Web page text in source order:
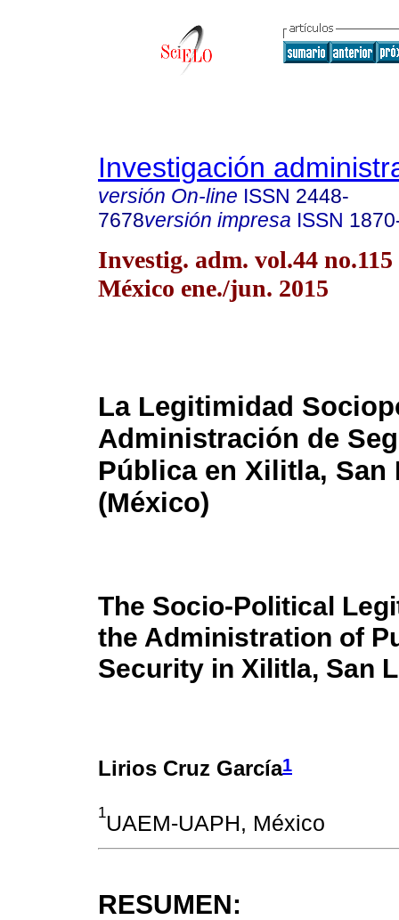
Investigación
versión On-line ISSN 2448-
7678versión impresa ISSN
Investig. adm. vol.44
México ene./jun. 2015
La Legitimidad
Administración de
Pública en Xilitla, San
(México)
The Socio-Political
the Administration of
Security in Xilitla, San
Lirios Cruz García1
1UAEM-UAPH, México
RESUMEN: